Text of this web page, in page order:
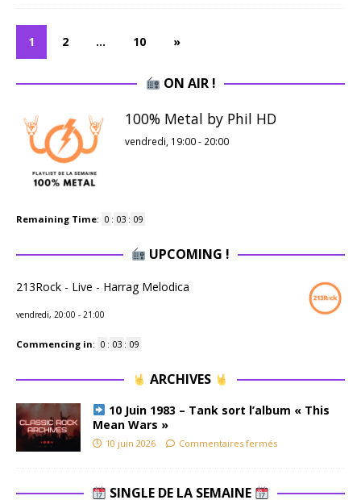
1 2 … 10 »
ON AIR !
100% Metal by Phil HD
vendredi, 19:00- 20:00
Remaining Time: 0 : 03 : 08
UPCOMING !
213Rock - Live - Harrag Melodica
vendredi, 20:00 - 21:00
Commencing in: 0 : 03 : 08
ARCHIVES
10 Juin 1983 – Tank sort l’album « This
Mean Wars »
10 juin 2026 Commentaires fermés
SINGLE DE LA SEMAINE